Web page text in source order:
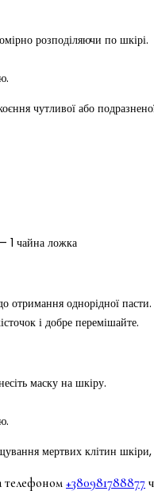
розподіляючи по шкірі.
чутливої або
1 чайна ложка
отримання однорідної пасти.
і добре перемішайте.
маску на шкіру.
мертвих клітин
телефоном +380981788877